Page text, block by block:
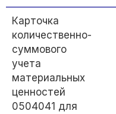
Карточка
количественно-
суммового
учета
материальных
ценностей
0504041 для